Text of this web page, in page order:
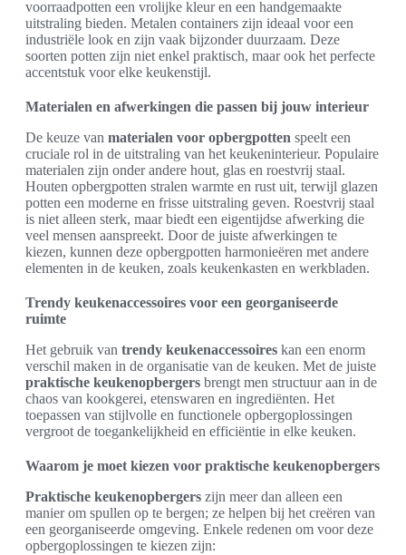
voorraadpotten een vrolijke kleur en een handgemaakte
uitstraling bieden. Metalen containers zijn ideaal voor een
industriële look en zijn vaak bijzonder duurzaam. Deze
soorten potten zijn niet enkel praktisch, maar ook het perfecte
accentstuk voor elke keukenstijl.
Materialen en afwerkingen die passen bij jouw interieur
De keuze van materialen voor opbergpotten speelt een
cruciale rol in de uitstraling van het keukeninterieur. Populaire
materialen zijn onder andere hout, glas en roestvrij staal.
Houten opbergpotten stralen warmte en rust uit, terwijl glazen
potten een moderne en frisse uitstraling geven. Roestvrij staal
is niet alleen sterk, maar biedt een eigentijdse afwerking die
veel mensen aanspreekt. Door de juiste afwerkingen te
kiezen, kunnen deze opbergpotten harmonieëren met andere
elementen in de keuken, zoals keukenkasten en werkbladen.
Trendy keukenaccessoires voor een georganiseerde
ruimte
Het gebruik van trendy keukenaccessoires kan een enorm
verschil maken in de organisatie van de keuken. Met de juiste
praktische keukenopbergers brengt men structuur aan in de
chaos van kookgerei, etenswaren en ingrediënten. Het
toepassen van stijlvolle en functionele opbergoplossingen
vergroot de toegankelijkheid en efficiëntie in elke keuken.
Waarom je moet kiezen voor praktische keukenopbergers
Praktische keukenopbergers zijn meer dan alleen een
manier om spullen op te bergen; ze helpen bij het creëren van
een georganiseerde omgeving. Enkele redenen om voor deze
opbergoplossingen te kiezen zijn: